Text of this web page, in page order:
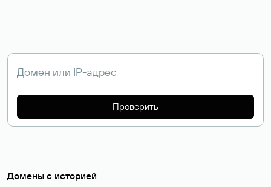
Проверить
Домены с историей